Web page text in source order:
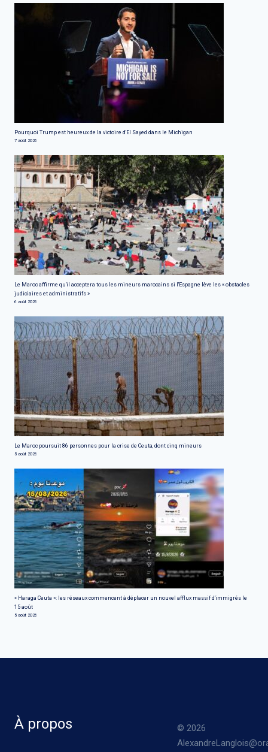
Pourquoi Trump est heureux de la victoire d'El Sayed dans le Michigan
7 août 2026
Le Maroc affirme qu'il acceptera tous les mineurs marocains si l'Espagne lève les « obstacles
judiciaires et administratifs »
6 août 2026
Le Maroc poursuit 86 personnes pour la crise de Ceuta, dont cinq mineurs
5 août 2026
« Haraga Ceuta »: les réseaux commencent à déplacer un nouvel afflux massif d'immigrés le
15 août
5 août 2026
À propos
© 2026